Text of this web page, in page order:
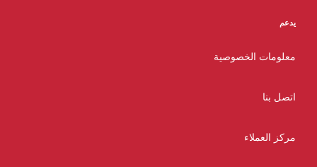
يدعم
معلومات الخصوصية
اتصل بنا
مركز العملاء